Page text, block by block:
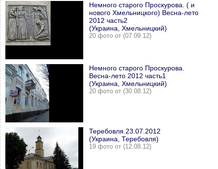
Немного старого Проскурова. ( и
нового Хмельницкого) Весна-лето
2012 часть2
(Украина, Хмельницкий)
20 фото от (07.09.12)
Немного старого Проскурова.
Весна-лето 2012 часть1
(Украина, Хмельницкий)
20 фото от (30.08.12)
Теребовля.23.07.2012
(Украина, Теребовля)
19 фото от (12.08.12)